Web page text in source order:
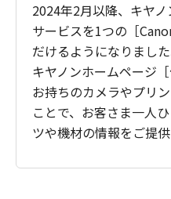
2024年2月以降、キヤ
サービスを1つの［
だけるようになりました
キヤノンホームページ
お持ちのカメラやプリ
ことで、お客さま一人
ツや機材の情報をご提供